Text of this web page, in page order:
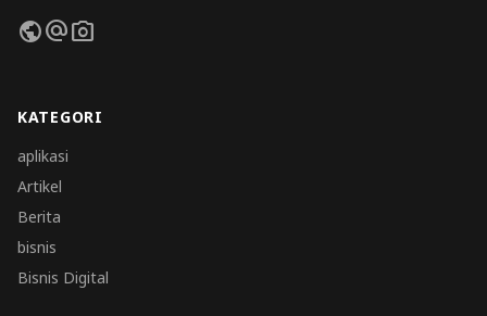
publicalternate_emailphoto_camera
KATEGORI
aplikasi
Artikel
Berita
bisnis
Bisnis Digital